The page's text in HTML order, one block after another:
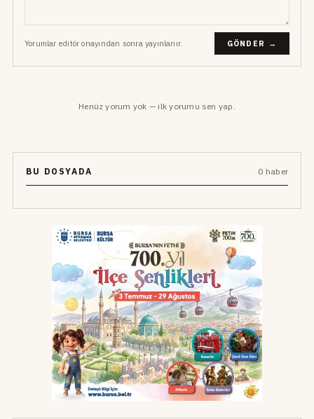
Yorumlar editör onayından sonra yayınlanır. GÖNDER →
Henüz yorum yok — ilk yorumu sen yap.
BU DOSYADA 0 haber